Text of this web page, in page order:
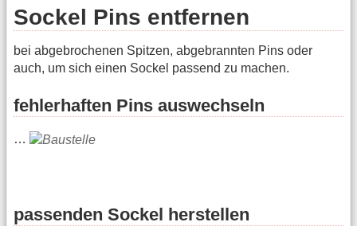
Sockel Pins entfernen
bei abgebrochenen Spitzen, abgebrannten Pins oder
auch, um sich einen Sockel passend zu machen.
fehlerhaften Pins auswechseln
…
passenden Sockel herstellen